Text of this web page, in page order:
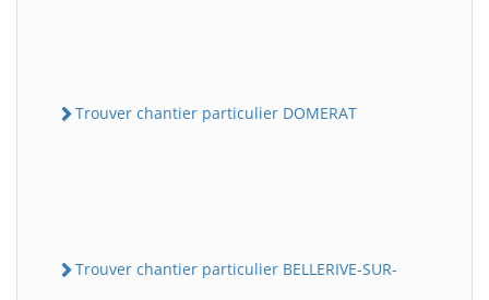
Trouver chantier particulier DOMERAT
Trouver chantier particulier BELLERIVE-SUR-